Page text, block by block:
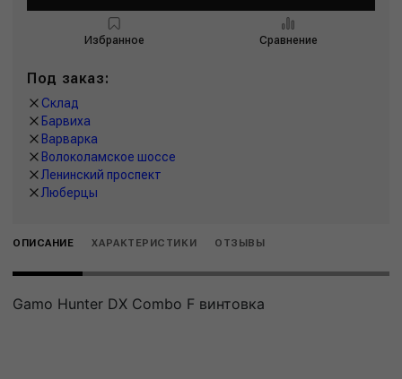
Избранное Сравнение
Под заказ:
Склад
Барвиха
Варварка
Волоколамское шоссе
Ленинский проспект
Люберцы
ОПИСАНИЕ ХАРАКТЕРИСТИКИ ОТЗЫВЫ
Gamo Hunter DX Combo F винтовка